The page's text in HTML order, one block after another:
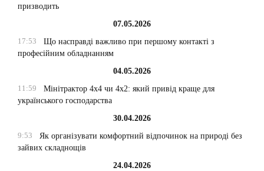
призводить
07.05.2026
17:53
Що насправді важливо при першому контакті з
професійним обладнанням
04.05.2026
11:59
Мінітрактор 4х4 чи 4х2: який привід краще для
українського господарства
30.04.2026
9:53
Як організувати комфортний відпочинок на природі без
зайвих складнощів
24.04.2026